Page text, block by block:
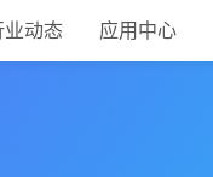
业动态 应用中心